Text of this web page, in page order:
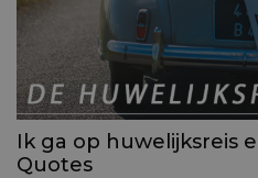
Ik ga op huwelijksreis
Quotes